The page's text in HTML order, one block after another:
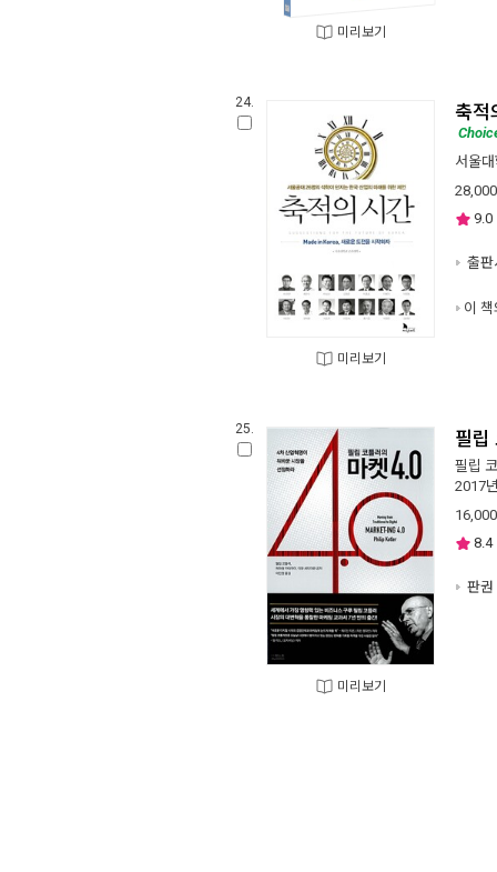
미리보기
24.
미리보기
축적
서울
28,000
9.0
출판
이
25.
미리보기
필립
필립
2017
16,000
8.4
판권